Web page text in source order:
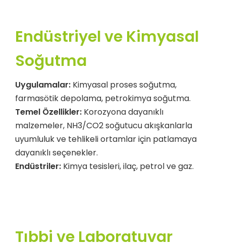
Endüstriyel ve Kimyasal
Soğutma
Uygulamalar: Kimyasal proses soğutma,
farmasötik depolama, petrokimya soğutma.
Temel Özellikler: Korozyona dayanıklı
malzemeler, NH3/CO2 soğutucu akışkanlarla
uyumluluk ve tehlikeli ortamlar için patlamaya
dayanıklı seçenekler.
Endüstriler: Kimya tesisleri, ilaç, petrol ve gaz.
Tıbbi ve Laboratuvar